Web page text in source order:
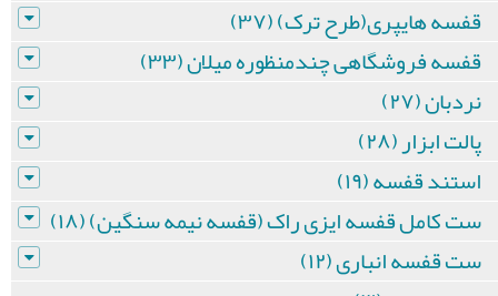
قفسه هایپری(طرح ترک) (۳۷)
قفسه فروشگاهی چندمنظوره میلان (۳۳)
نردبان (۲۷)
پالت ابزار (۲۸)
استند قفسه (۱۹)
ست کامل قفسه ایزی راک (قفسه نیمه سنگین) (۱۸)
ست قفسه انباری (۱۲)